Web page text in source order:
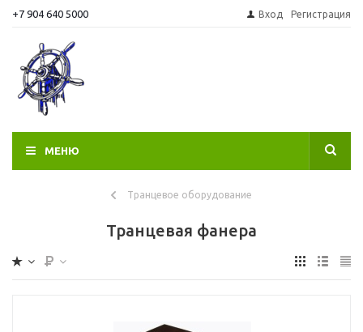
+7 904 640 5000 Вход Регистрация
МЕНЮ
Транцевое оборудование
Транцевая фанера